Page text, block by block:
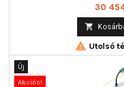
Ár
30

 Utolsó
Új
Akciós!